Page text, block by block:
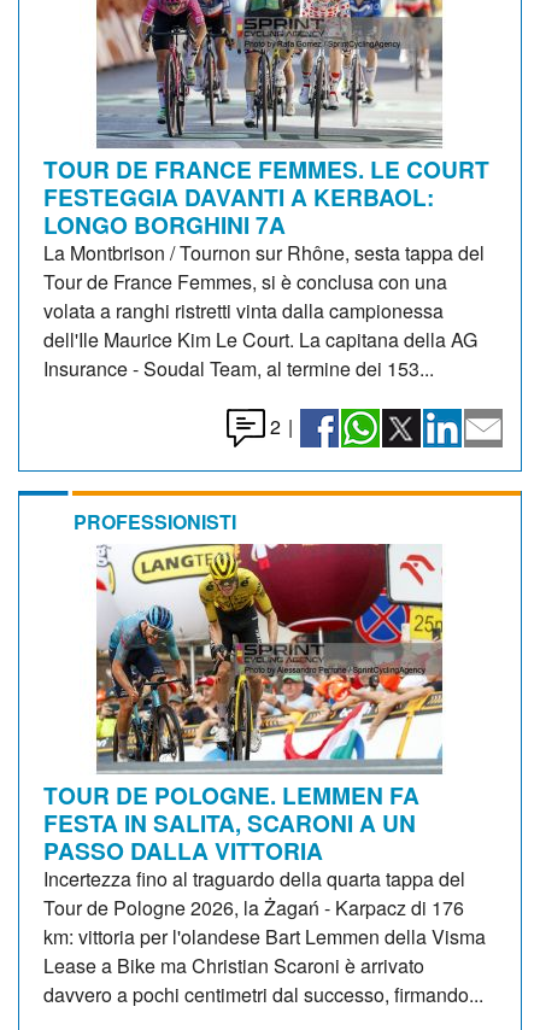
TOUR DE FRANCE FEMMES. LE COURT
FESTEGGIA DAVANTI A KERBAOL:
LONGO BORGHINI 7A
La Montbrison / Tournon sur Rhône, sesta tappa del
Tour de France Femmes, si è conclusa con una
volata a ranghi ristretti vinta dalla campionessa
dell'Ile Maurice Kim Le Court. La capitana della AG
Insurance - Soudal Team, al termine dei 153...
2 |
PROFESSIONISTI
TOUR DE POLOGNE. LEMMEN FA
FESTA IN SALITA, SCARONI A UN
PASSO DALLA VITTORIA
Incertezza fino al traguardo della quarta tappa del
Tour de Pologne 2026, la Żagań - Karpacz di 176
km: vittoria per l'olandese Bart Lemmen della Visma
Lease a Bike ma Christian Scaroni è arrivato
davvero a pochi centimetri dal successo, firmando...